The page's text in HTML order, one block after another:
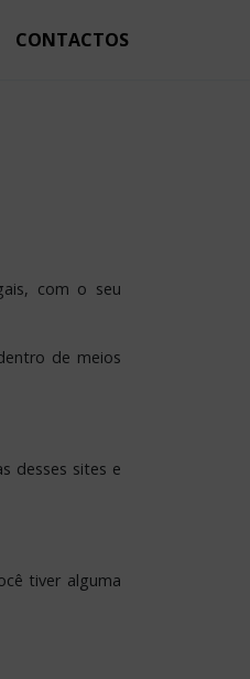
CONTACTOS
com o seu
de meios
desses sites e
tiver alguma